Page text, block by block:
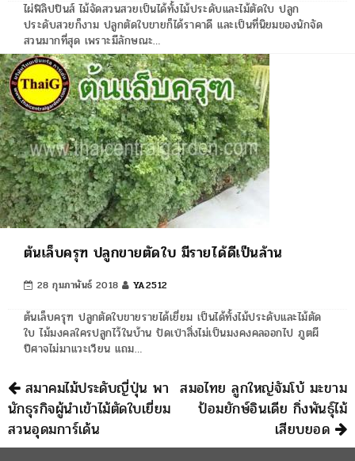
ไผ่ฟิลิปปินส์ ไม้จัดสวนสวยเป็นได้ทั้งไม้ประดับและไม้ตัดใบ ปลูก
ประดับสวยก็งาม ปลูกตัดใบขายก็ได้ราคาดี และเป็นที่นิยมของนักจัด
สวนมากที่สุด เพราะมีลักษณะ…
ต้นเล็บครุฑ ปลูกขายตัดใบ มีรายได้ดีเป็นล้าน
28 กุมภาพันธ์ 2018 YA2512
ต้นเล็บครุฑ ปลูกตัดใบขายรายได้เยี่ยม เป็นได้ทั้งไม้ประดับและไม้ตัด
ใบ ไม้มงคลใครปลูกไว้ในบ้าน ปัดเป่าสิ่งไม่เป็นมงคงคลออกไป ภูตผี
ปีศาจไม่มาแวะเวียน แถม…
นำทาง
สมาคมไม้ประดับญี่ปุ่น พา
นักธุรกิจผู้นำเข้าไม้ตัดใบเยี่ยม
สวนอุดมการ์เด้น
สมอไทย ลูกใหญ่จัมโบ้ มะขาม
ป้อมยักษ์อินเดีย กิ่งพันธุ์ไม้
เสียบยอด